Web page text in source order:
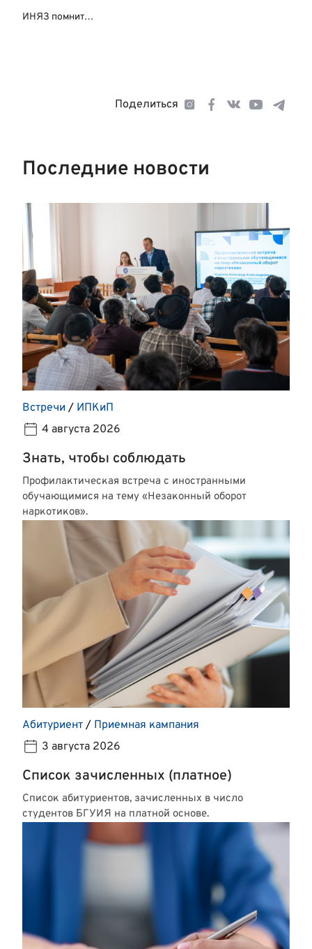
ИНЯЗ помнит…
Поделиться
Последние новости
Встречи / ИПКиП
4 августа 2026
Знать, чтобы соблюдать
Профилактическая встреча с иностранными
обучающимися на тему «Незаконный оборот
наркотиков».
Абитуриент / Приемная кампания
3 августа 2026
Список зачисленных (платное)
Список абитуриентов, зачисленных в число
студентов БГУИЯ на платной основе.